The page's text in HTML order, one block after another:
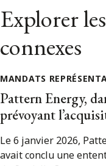
Explorer
connexes
MANDATS
Pattern Energy,
prévoyant
Le 6 janvier 2026,
avait conclu une